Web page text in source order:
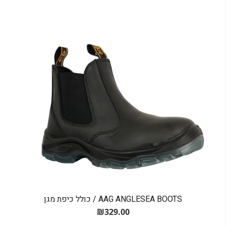
AAG ANGLESEA BOOTS / כולל כיפת מגן
₪329.00